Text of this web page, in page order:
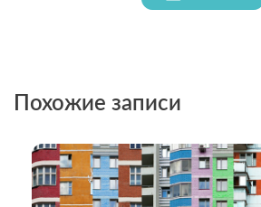
Похожие записи